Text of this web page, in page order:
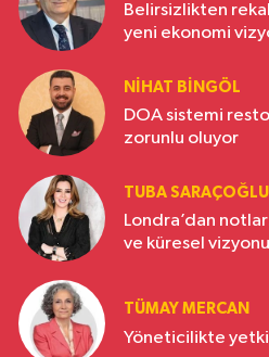
Belirsizlikten
yeni ekonomi
NIHAT BINGÖL
DOA sistemi
zorunlu oluyor
TUBA SARAÇOĞLU
Londra’dan
ve küresel
TÜMAY MERCAN
Yöneticilikte